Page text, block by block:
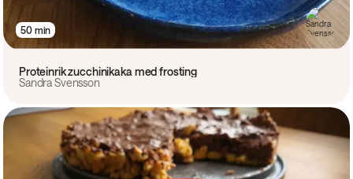
50 min
Proteinrik zucchinikaka med frosting
Sandra Svensson